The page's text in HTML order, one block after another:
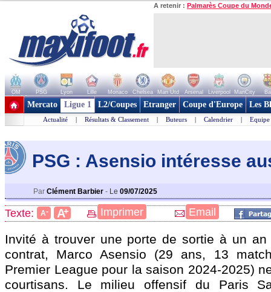
A retenir : Palmarès Coupe du
OM PSG Lyon Lille Monaco Chelsea Man Utd Arsenal Liverpool ManCity
+ de clubs
Mercato Ligue 1 L2/Coupes Etranger Coupe d'Europe Les
Actualité | Résultats & Classement | Buteurs | Calendrier | Equipe
PSG : Asensio intéresse
Par Clément Barbier - Le 09/07/2025
Texte: A- A+ Imprimer Email
Invité à trouver une porte de sortie à un
contrat, MarcoAsensio (29 ans, 13
Premier League pour la saison 2024-2025)
courtisans. Le milieu offensif du Paris